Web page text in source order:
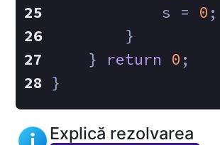
            s =
0 ;
        }
    }
return 0 ;
}
Explică rezolvarea